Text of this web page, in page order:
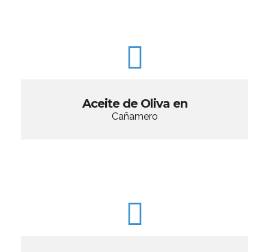
Aceite de Oliva en
Cañamero